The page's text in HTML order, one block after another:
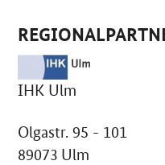
IHK Ulm
Olgastr. 95 - 101
89073 Ulm